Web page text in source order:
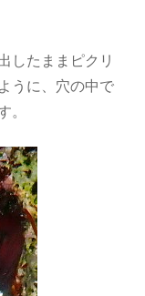
したままピクリ
うに、穴の中で